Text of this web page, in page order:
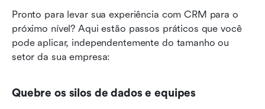
Pronto para levar sua experiência com CRM para o
próximo nível? Aqui estão passos práticos que você
pode aplicar, independentemente do tamanho ou
setor da sua empresa:
Quebre os silos de dados e equipes